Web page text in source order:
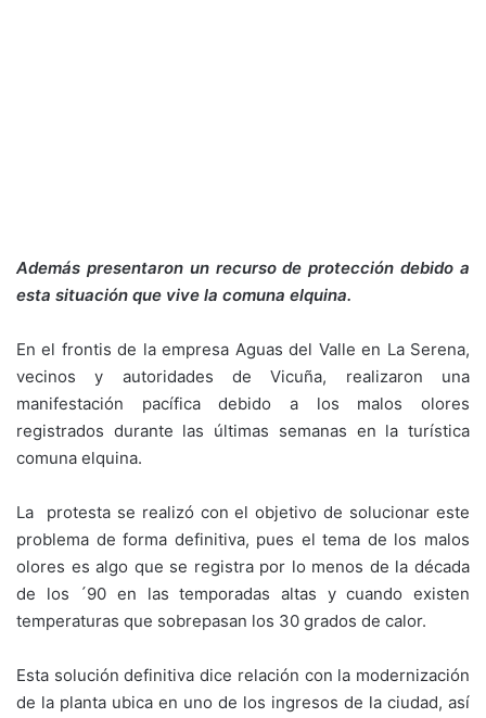
Además presentaron un recurso de protección debido a
esta situación que vive la comuna elquina.
En el frontis de la empresa Aguas del Valle en La Serena,
vecinos y autoridades de Vicuña, realizaron una
manifestación pacífica debido a los malos olores
registrados durante las últimas semanas en la turística
comuna elquina.
La protesta se realizó con el objetivo de solucionar este
problema de forma definitiva, pues el tema de los malos
olores es algo que se registra por lo menos de la década
de los ´90 en las temporadas altas y cuando existen
temperaturas que sobrepasan los 30 grados de calor.
Esta solución definitiva dice relación con la modernización
de la planta ubica en uno de los ingresos de la ciudad, así